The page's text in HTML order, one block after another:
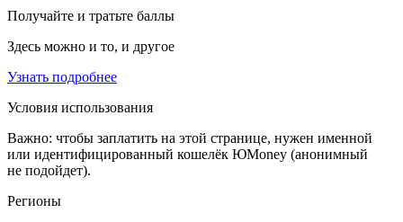
Получайте и тратьте баллы
Здесь можно и то, и другое
Узнать подробнее
Условия использования
Важно: чтобы заплатить на этой странице, нужен именной
или идентифицированный кошелёк ЮMoney (анонимный
не подойдет).
Регионы